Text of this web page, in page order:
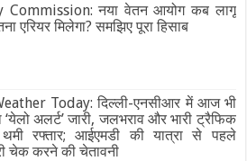
Commission: नया वेतन आयोग कब लागू
एरियर मिलेगा? समझिए पूरा हिसाब
Today: दिल्ली-एनसीआर में आज भी
‘येलो अलर्ट’ जारी, जलभराव और भारी ट्रैफिक
रफ्तार; आईएमडी की यात्रा से पहले
चेक करने की चेतावनी